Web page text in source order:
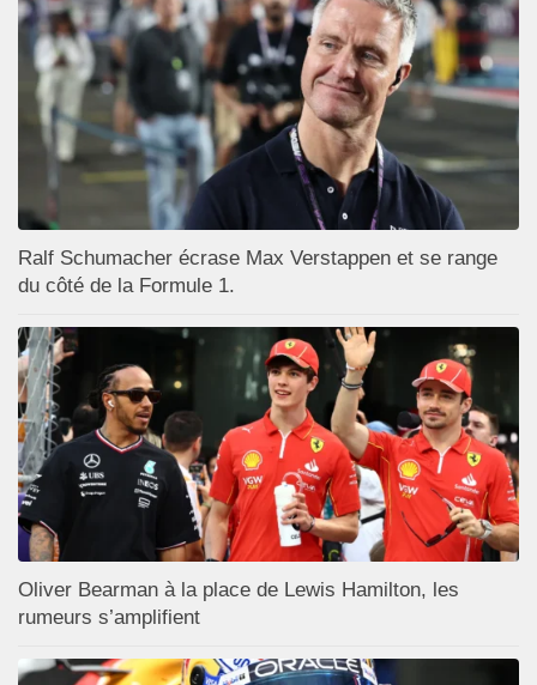
Ralf Schumacher écrase Max Verstappen et se range
du côté de la Formule 1.
Oliver Bearman à la place de Lewis Hamilton, les
rumeurs s’amplifient